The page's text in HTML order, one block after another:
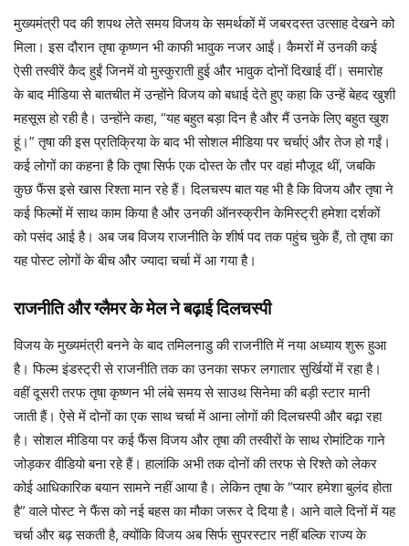
मुख्यमंत्री पद की शपथ लेते समय विजय के समर्थकों में जबरदस्त उत्साह देखने को
मिला। इस दौरान तृषा कृष्णन भी काफी भावुक नजर आईं। कैमरों में उनकी कई
ऐसी तस्वीरें कैद हुईं जिनमें वो मुस्कुराती हुई और भावुक दोनों दिखाई दीं। समारोह
के बाद मीडिया से बातचीत में उन्होंने विजय को बधाई देते हुए कहा कि उन्हें बेहद खुशी
महसूस हो रही है। उन्होंने कहा, “यह बहुत बड़ा दिन है और मैं उनके लिए बहुत खुश
हूं।” तृषा की इस प्रतिक्रिया के बाद भी सोशल मीडिया पर चर्चाएं और तेज हो गईं।
कई लोगों का कहना है कि तृषा सिर्फ एक दोस्त के तौर पर वहां मौजूद थीं, जबकि
कुछ फैंस इसे खास रिश्ता मान रहे हैं। दिलचस्प बात यह भी है कि विजय और तृषा ने
कई फिल्मों में साथ काम किया है और उनकी ऑनस्क्रीन केमिस्ट्री हमेशा दर्शकों
को पसंद आई है। अब जब विजय राजनीति के शीर्ष पद तक पहुंच चुके हैं, तो तृषा का
यह पोस्ट लोगों के बीच और ज्यादा चर्चा में आ गया है।
राजनीति और ग्लैमर के मेल ने बढ़ाई दिलचस्पी
विजय के मुख्यमंत्री बनने के बाद तमिलनाडु की राजनीति में नया अध्याय शुरू हुआ
है। फिल्म इंडस्ट्री से राजनीति तक का उनका सफर लगातार सुर्खियों में रहा है।
वहीं दूसरी तरफ तृषा कृष्णन भी लंबे समय से साउथ सिनेमा की बड़ी स्टार मानी
जाती हैं। ऐसे में दोनों का एक साथ चर्चा में आना लोगों की दिलचस्पी और बढ़ा रहा
है। सोशल मीडिया पर कई फैंस विजय और तृषा की तस्वीरों के साथ रोमांटिक गाने
जोड़कर वीडियो बना रहे हैं। हालांकि अभी तक दोनों की तरफ से रिश्ते को लेकर
कोई आधिकारिक बयान सामने नहीं आया है। लेकिन तृषा के “प्यार हमेशा बुलंद होता
है” वाले पोस्ट ने फैंस को नई बहस का मौका जरूर दे दिया है। आने वाले दिनों में यह
चर्चा और बढ़ सकती है, क्योंकि विजय अब सिर्फ सुपरस्टार नहीं बल्कि राज्य के